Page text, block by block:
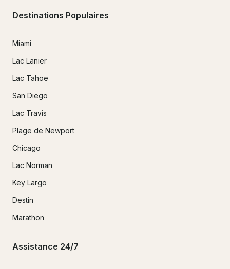
Destinations Populaires
Miami
Lac Lanier
Lac Tahoe
San Diego
Lac Travis
Plage de Newport
Chicago
Lac Norman
Key Largo
Destin
Marathon
Assistance 24/7